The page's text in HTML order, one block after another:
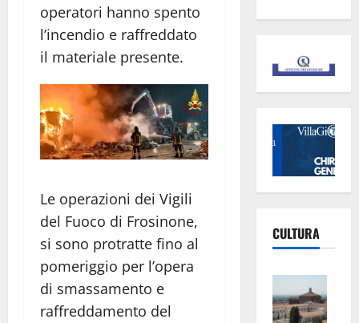
operatori hanno spento
l’incendio e raffreddato
il materiale presente.
Le operazioni dei Vigili
del Fuoco di Frosinone,
si sono protratte fino al
pomeriggio per l’opera
di smassamento e
raffreddamento del
CULTURA